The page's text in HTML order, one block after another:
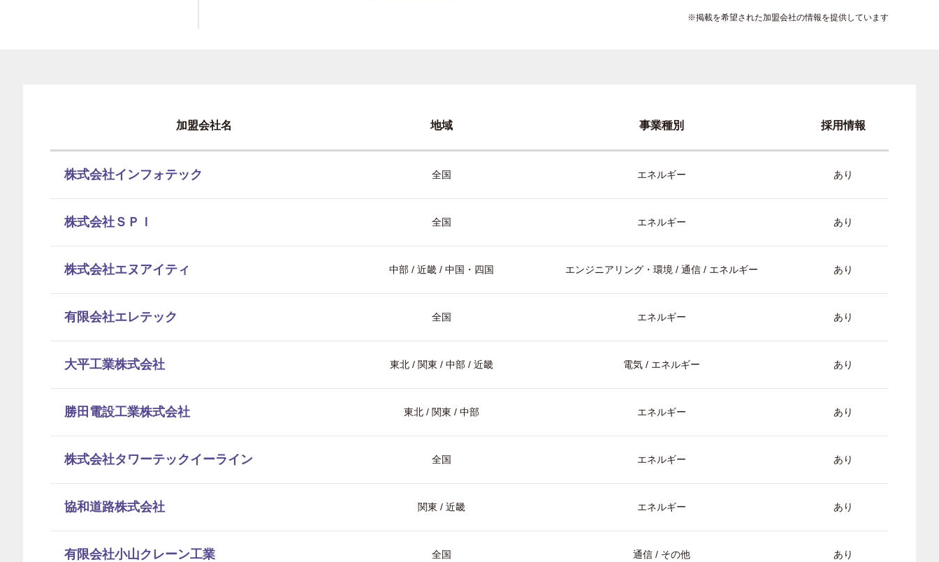
※掲載を希望された加盟会社の情報を提供しています
加盟会社名 地域 事業種別 採用情報
株式会社インフォテック 全国 エネルギー あり
株式会社ＳＰＩ 全国 エネルギー あり
株式会社エヌアイティ 中部 / 近畿 / 中国・四国 エンジニアリング・環境 / 通信 / エネルギー あり
有限会社エレテック 全国 エネルギー あり
大平工業株式会社 東北 / 関東 / 中部 / 近畿 電気 / エネルギー あり
勝田電設工業株式会社 東北 / 関東 / 中部 エネルギー あり
株式会社タワーテックイーライン 全国 エネルギー あり
協和道路株式会社 関東 / 近畿 エネルギー あり
有限会社小山クレーン工業 全国 通信 / その他 あり